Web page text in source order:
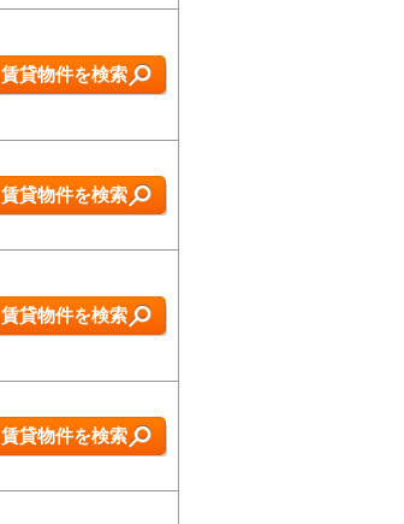
賃貸物件を検索
賃貸物件を検索
賃貸物件を検索
賃貸物件を検索